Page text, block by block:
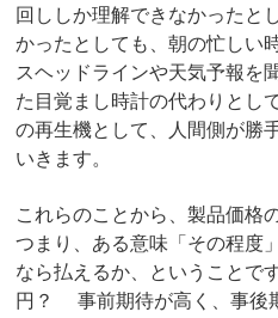
回ししか理解できなかったと
かったとしても、朝の忙しい
スヘッドラインや天気予報を
た目覚まし時計の代わりとし
の再生機として、人間側が勝
いきます。
これらのことから、製品価格
つまり、ある意味「その程度
なら払えるか、ということで
円？ 事前期待が高く、事後